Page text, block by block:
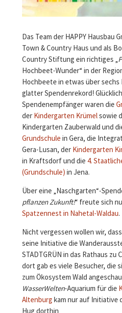
Das Team der HAPPY Hausbau
Town & Country Haus und als
Country Stiftung ein richtiges „
Hochbeet-Wunder“ in der
Hochbeete in etwas über sechs
glatter Spendenrekord!
Spendenempfänger waren die
der Kindergarten Krümelsowie
Kindergarten Zauberwald und
Grundschule in Gera, die
Gera-Lusan, der Kindergarten
in Kraftsdorf und die 4.
(Grundschule) in Jena.
Über eine „Naschgarten“-
pflanzen Zukunft!“ freute sich
Spatzennest in Nahetal-Waldau.
Nicht vergessen wollen wir,
seine Initiative die
STADTGRÜN in das Rathaus zu
dort gab es viele Besucher, die
zum Ökosystem Wald
WasserWelten-Aquarium für die
Altenburg kam nur auf Initiative